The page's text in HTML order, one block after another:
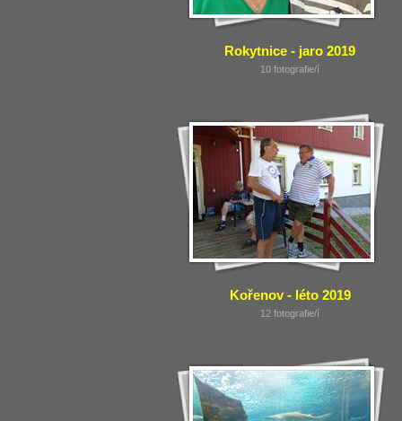
Rokytnice - jaro 2019
10 fotografie/í
Kořenov - léto 2019
12 fotografie/í